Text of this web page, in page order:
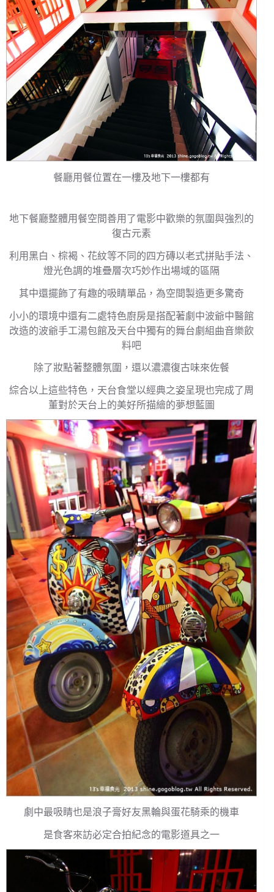
餐廳用餐位置在一樓及地下一樓都有
地下餐廳整體用餐空間善用了電影中歡樂的氛圍與強烈的
復古元素
利用黑白、棕褐、花紋等不同的四方磚以老式拼貼手法、
燈光色調的堆疊層次巧妙作出場域的區隔
其中還擺飾了有趣的吸睛單品，為空間製造更多驚奇
小小的環境中還有二處特色廚房是搭配著劇中波爺中醫館
改造的波爺手工湯包館及天台中獨有的舞台劇組曲音樂飲
料吧
除了妝點著整體氛圍，還以濃濃復古味來佐餐
綜合以上這些特色，天台食堂以經典之姿呈現也完成了周
董對於天台上的美好所描繪的夢想藍圖
劇中最吸睛也是浪子膏好友黑輪與蛋花騎乘的機車
是食客來訪必定合拍紀念的電影道具之一